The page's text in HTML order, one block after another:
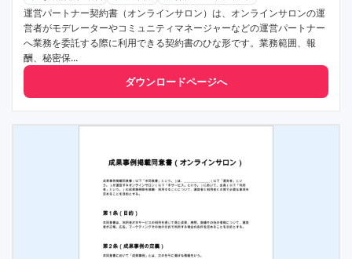
運営パートナー契約書（オンラインサロン）は、オンラインサロンの運
営者がモデレーターやコミュニティマネージャーなどの運営パートナー
へ業務を委託する際に利用できる契約書のひな形です。業務範囲、報
酬、秘密保...
ダウンロードページへ